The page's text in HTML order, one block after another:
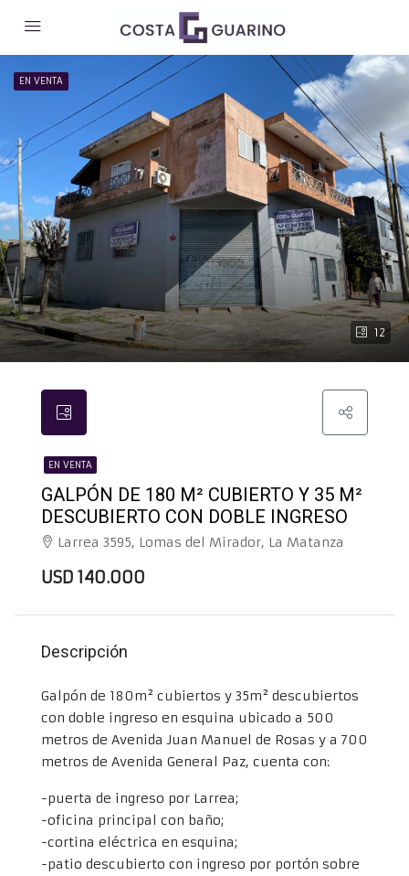
12
EN VENTA
EN VENTA
GALPÓN DE 180 M² CUBIERTO Y 35 M²
DESCUBIERTO CON DOBLE INGRESO
Larrea 3595, Lomas del Mirador, La Matanza
USD 140.000
Descripción
Galpón de 180m² cubiertos y 35m² descubiertos
con doble ingreso en esquina ubicado a 500
metros de Avenida Juan Manuel de Rosas y a 700
metros de Avenida General Paz, cuenta con:
-puerta de ingreso por Larrea;
-oficina principal con baño;
-cortina eléctrica en esquina;
-patio descubierto con ingreso por portón sobre